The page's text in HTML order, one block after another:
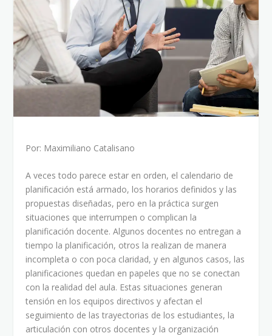
Por: Maximiliano Catalisano
A veces todo parece estar en orden, el calendario de
planificación está armado, los horarios definidos y las
propuestas diseñadas, pero en la práctica surgen
situaciones que interrumpen o complican la
planificación docente. Algunos docentes no entregan a
tiempo la planificación, otros la realizan de manera
incompleta o con poca claridad, y en algunos casos, las
planificaciones quedan en papeles que no se conectan
con la realidad del aula. Estas situaciones generan
tensión en los equipos directivos y afectan el
seguimiento de las trayectorias de los estudiantes, la
articulación con otros docentes y la organización